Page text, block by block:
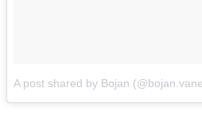
A post shared by Bojan